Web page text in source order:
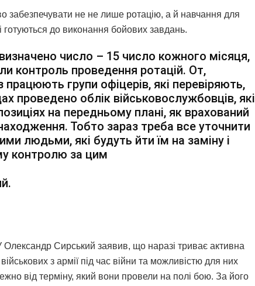
забезпечувати не не лише ротацію, а й навчання для
готуються до виконання бойових завдань.
число – 15 число кожного місяця,
контроль проведення ротацій. От,
працюють групи офіцерів, які перевіряють,
проведено облік військовослужбовців, які
на передньому плані, як врахований
Тобто зараз треба все уточнити
людьми, які будуть йти їм на заміну і
контролю за цим
Сирський заявив, що наразі триває активна
з армії під час війни та можливістю для них
від терміну, який вони провели на полі бою. За його